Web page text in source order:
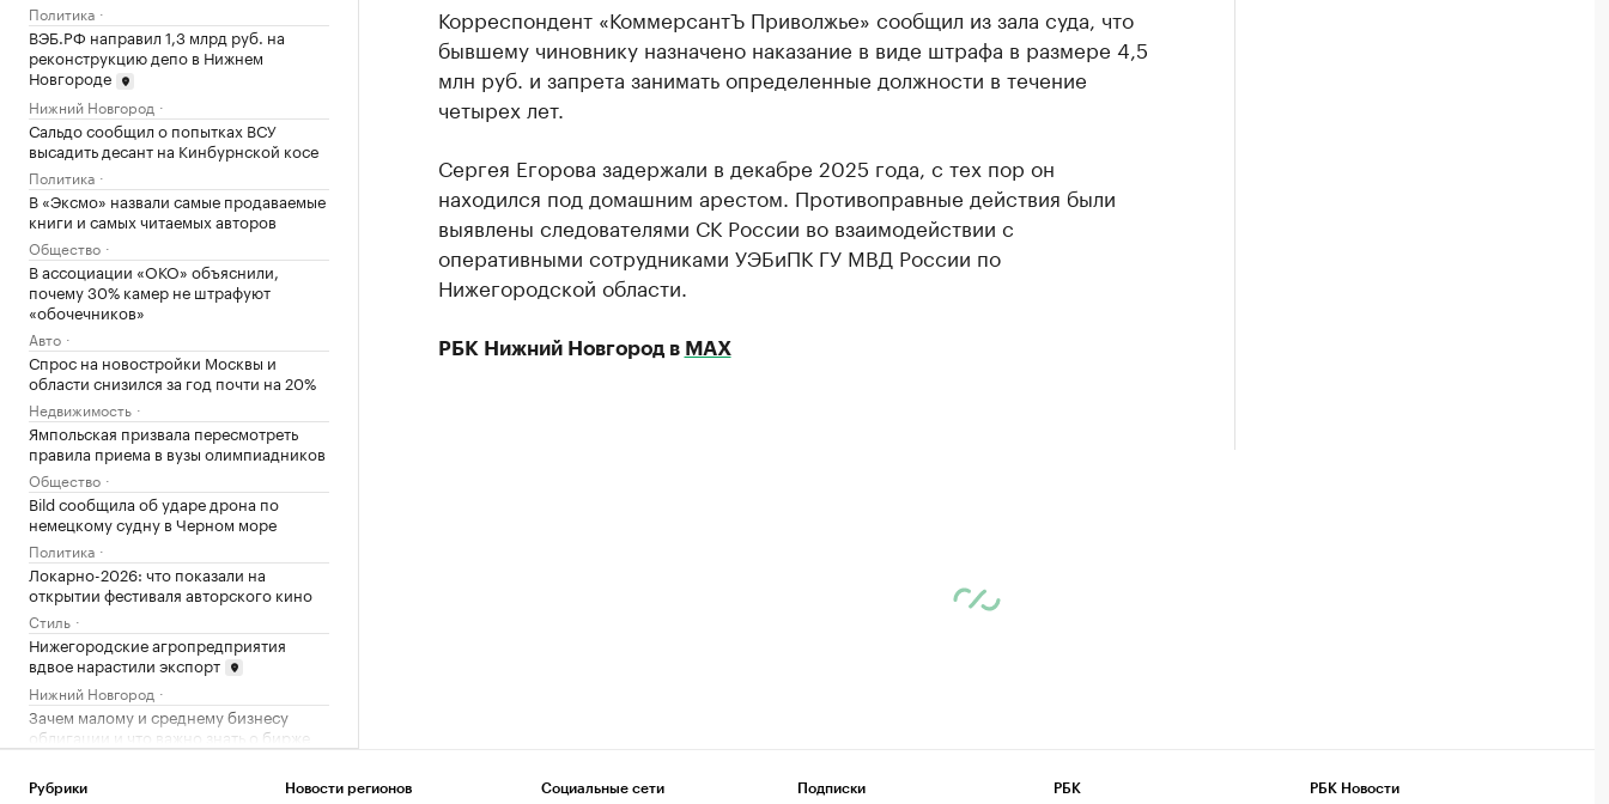
Политика
ВЭБ.РФ направил 1,3 млрд руб. на
реконструкцию депо в Нижнем
Новгороде
Нижний Новгород
Сальдо сообщил о попытках ВСУ
высадить десант на Кинбурнской косе
Политика
В «Эксмо» назвали самые продаваемые
книги и самых читаемых авторов
Общество
В ассоциации «ОКО» объяснили,
почему 30% камер не штрафуют
«обочечников»
Авто
Спрос на новостройки Москвы и
области снизился за год почти на 20%
Недвижимость
Ямпольская призвала пересмотреть
правила приема в вузы олимпиадников
Общество
Bild сообщила об ударе дрона по
немецкому судну в Черном море
Политика
Локарно-2026: что показали на
открытии фестиваля авторского кино
Стиль
Нижегородские агропредприятия
вдвое нарастили экспорт
Нижний Новгород
Зачем малому и среднему бизнесу
облигации и что важно знать о бирже
Корреспондент «КоммерсантЪ Приволжье» сообщил из зала суда, что
бывшему чиновнику назначено наказание в виде штрафа в размере 4,5
млн руб. и запрета занимать определенные должности в течение
четырех лет.
Сергея Егорова задержали в декабре 2025 года, с тех пор он
находился под домашним арестом. Противоправные действия были
выявлены следователями СК России во взаимодействии с
оперативными сотрудниками УЭБиПК ГУ МВД России по
Нижегородской области.
РБК Нижний Новгород в МАХ
Рубрики Новости регионов Социальные сети Подписки РБК РБК Новости